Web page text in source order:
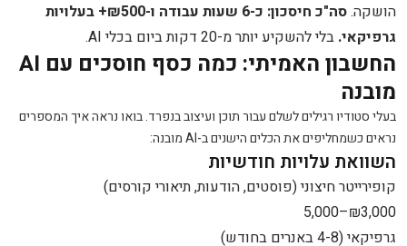
הושקה.
סה"כ חיסכון: כ-6 שעות עבודה ו-₪500+ בעלויות
גרפיקאי. בלי להשקיע יותר מ-20 דקות ביום בכלי AI.
החשבון האמיתי: כמה כסף חוסכים עם AI
מובנה
בעלי סטודיו רגילים לשלם עבור תוכן ועיצוב בנפרד. בואו נראה איך המספרים
נראים כשמחליפים את הכלים הישנים ב-AI מובנה:
השוואת עלויות חודשיות
קופירייטר חיצוני (פוסטים, הודעות, תיאורי קורסים)
₪3,000–5,000
גרפיקאי (4-8 באנרים בחודש)